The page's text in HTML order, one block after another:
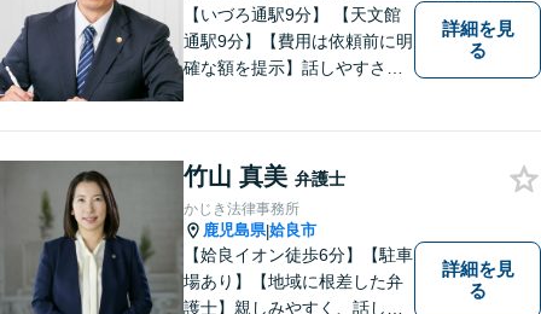
可】
【いづろ通駅9分】 【天文館
通駅9分】【費用は依頼前に明
確な額を提示】話しやすさを
で、お悩みの解決に向けて丁
寧にアドバイスしていきま
す。
詳細を見
る
竹山 真美 弁護士
かじき法律事務所
鹿児島県|姶良市
【姶良イオン徒歩6分】【駐車
場あり】【地域に根差した弁
護士】親しみやすく、話しや
詳細を見
る